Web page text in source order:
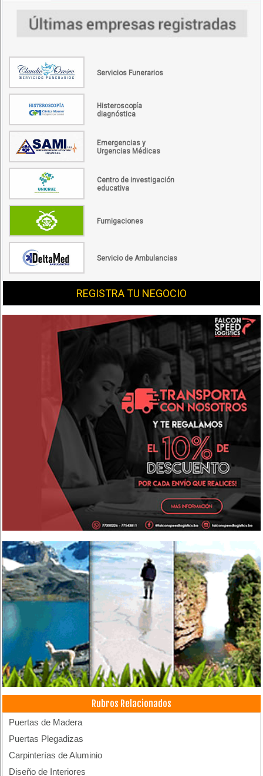
Servicios Funerarios
Histeroscopía
diagnóstica
Emergencias y
Urgencias Médicas
Centro de investigación
educativa
Fumigaciones
Servicio de Ambulancias
REGISTRA TU NEGOCIO
Rubros Relacionados
Puertas de Madera
Puertas Plegadizas
Carpinterías de Aluminio
Diseño de Interiores